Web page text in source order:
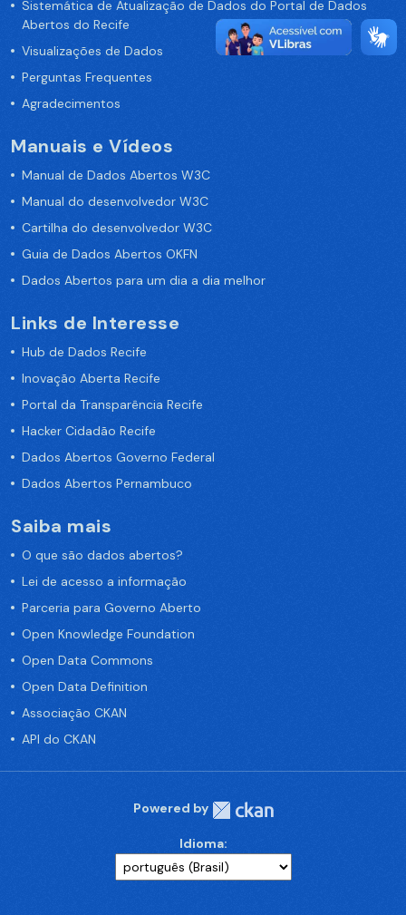
Sistemática de Atualização de Dados do Portal de Dados
Abertos do Recife
Visualizações de Dados
Perguntas Frequentes
Agradecimentos
Manuais e Vídeos
Manual de Dados Abertos W3C
Manual do desenvolvedor W3C
Cartilha do desenvolvedor W3C
Guia de Dados Abertos OKFN
Dados Abertos para um dia a dia melhor
Links de Interesse
Hub de Dados Recife
Inovação Aberta Recife
Portal da Transparência Recife
Hacker Cidadão Recife
Dados Abertos Governo Federal
Dados Abertos Pernambuco
Saiba mais
O que são dados abertos?
Lei de acesso a informação
Parceria para Governo Aberto
Open Knowledge Foundation
Open Data Commons
Open Data Definition
Associação CKAN
API do CKAN
Powered by
Idioma